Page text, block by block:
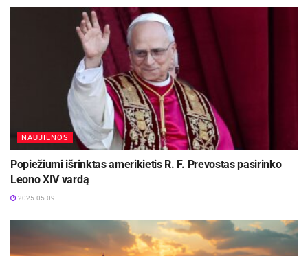
NAUJIENOS
Popiežiumi išrinktas amerikietis R. F. Prevostas pasirinko
Leono XIV vardą
2025-05-09